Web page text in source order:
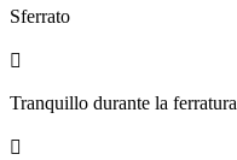
Sferrato

Tranquillo durante la ferratura
